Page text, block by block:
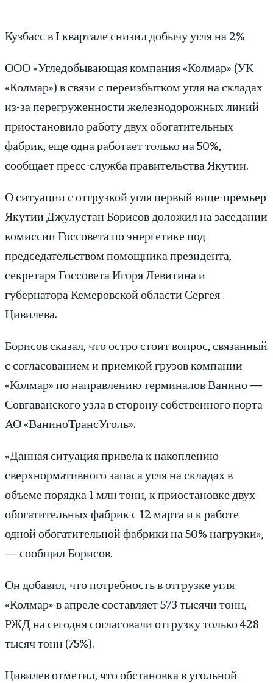
Кузбасс в I квартале снизил добычу угля на 2%
ООО «Угледобывающая компания «Колмар» (УК
«Колмар») в связи с переизбытком угля на складах
из-за перегруженности железнодорожных линий
приостановило работу двух обогатительных
фабрик, еще одна работает только на 50%,
сообщает пресс-служба правительства Якутии.
О ситуации с отгрузкой угля первый вице-премьер
Якутии Джулустан Борисов доложил на заседании
комиссии Госсовета по энергетике под
председательством помощника президента,
секретаря Госсовета Игоря Левитина и
губернатора Кемеровской области Сергея
Цивилева.
Борисов сказал, что остро стоит вопрос, связанный
с согласованием и приемкой грузов компании
«Колмар» по направлению терминалов Ванино —
Совгаванского узла в сторону собственного порта
АО «ВаниноТрансУголь».
«Данная ситуация привела к накоплению
сверхнормативного запаса угля на складах в
объеме порядка 1 млн тонн, к приостановке двух
обогатительных фабрик с 12 марта и к работе
одной обогатительной фабрики на 50% нагрузки»,
— сообщил Борисов.
Он добавил, что потребность в отгрузке угля
«Колмар» в апреле составляет 573 тысячи тонн,
РЖД на сегодня согласовали отгрузку только 428
тысяч тонн (75%).
Цивилев отметил, что обстановка в угольной